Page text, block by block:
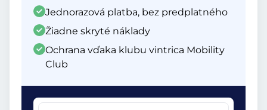
Jednorazová platba, bez predplatného
Žiadne skryté náklady
Ochrana vďaka klubu vintrica Mobility
Club